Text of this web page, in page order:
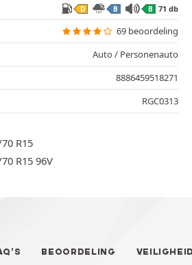
D B B 71 db
69 beoordeling
Auto / Personenauto
8886459518271
RGC0313
R15
R15 96V
BEOORDELING